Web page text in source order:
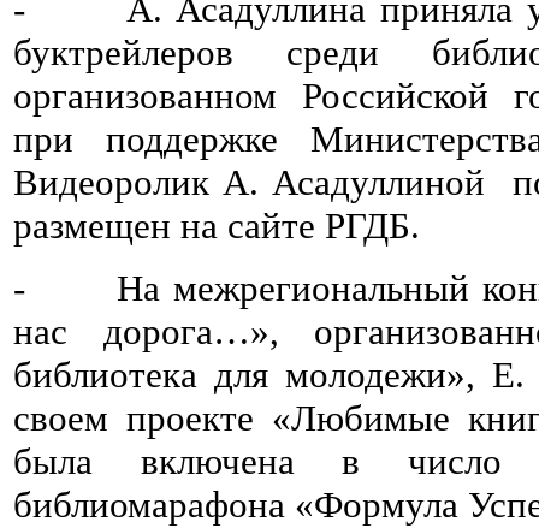
- А. Асадуллина приняла
буктрейлеров среди
организованном Российской
при поддержке
Видеоролик А. Асадуллиной
размещен на сайте РГДБ.
- На межрегиональный
нас дорога…»,
библиотека для молодежи», Е.
своем проекте «Любимые
была включена в число
библиомарафона «Формула